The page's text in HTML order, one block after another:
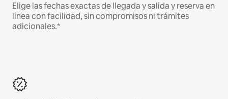
Elige las fechas exactas de llegada y salida y reserva en
línea con facilidad, sin compromisos ni trámites
adicionales.*